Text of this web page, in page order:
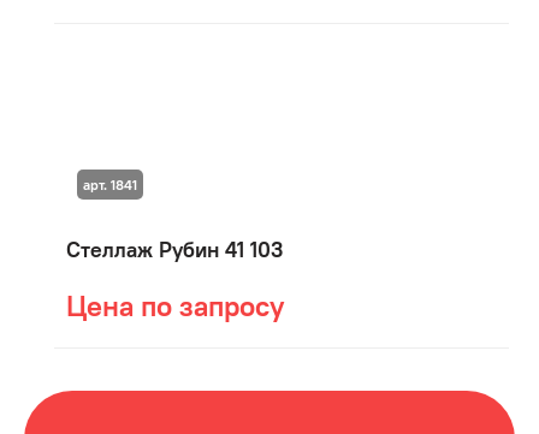
Стеллаж Рубин 41 103
Цена по запросу
арт. 1841